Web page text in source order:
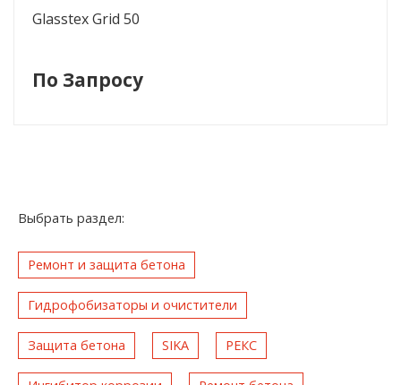
Glasstex Grid 50
По Запросу
Выбрать раздел:
Ремонт и защита бетона
Гидрофобизаторы и очистители
Защита бетона SIKA РЕКС